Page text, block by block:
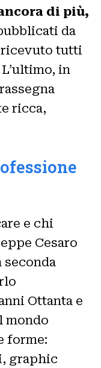
di più,
da
ricevuto tutti
in
ricca,
e chi
Cesaro
seconda
Ottanta e
mondo
forme:
graphic